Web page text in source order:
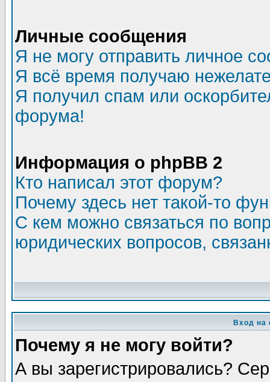
Личные сообщения
Я не могу отправить личное
Я всё время получаю
Я получил спам или
форума!
Информация о phpBB 2
Кто написал этот форум?
Почему здесь нет такой-то
С кем можно связаться по
юридических вопросов,
Вход на
Почему я не могу войти?
А вы зарегистрировались?